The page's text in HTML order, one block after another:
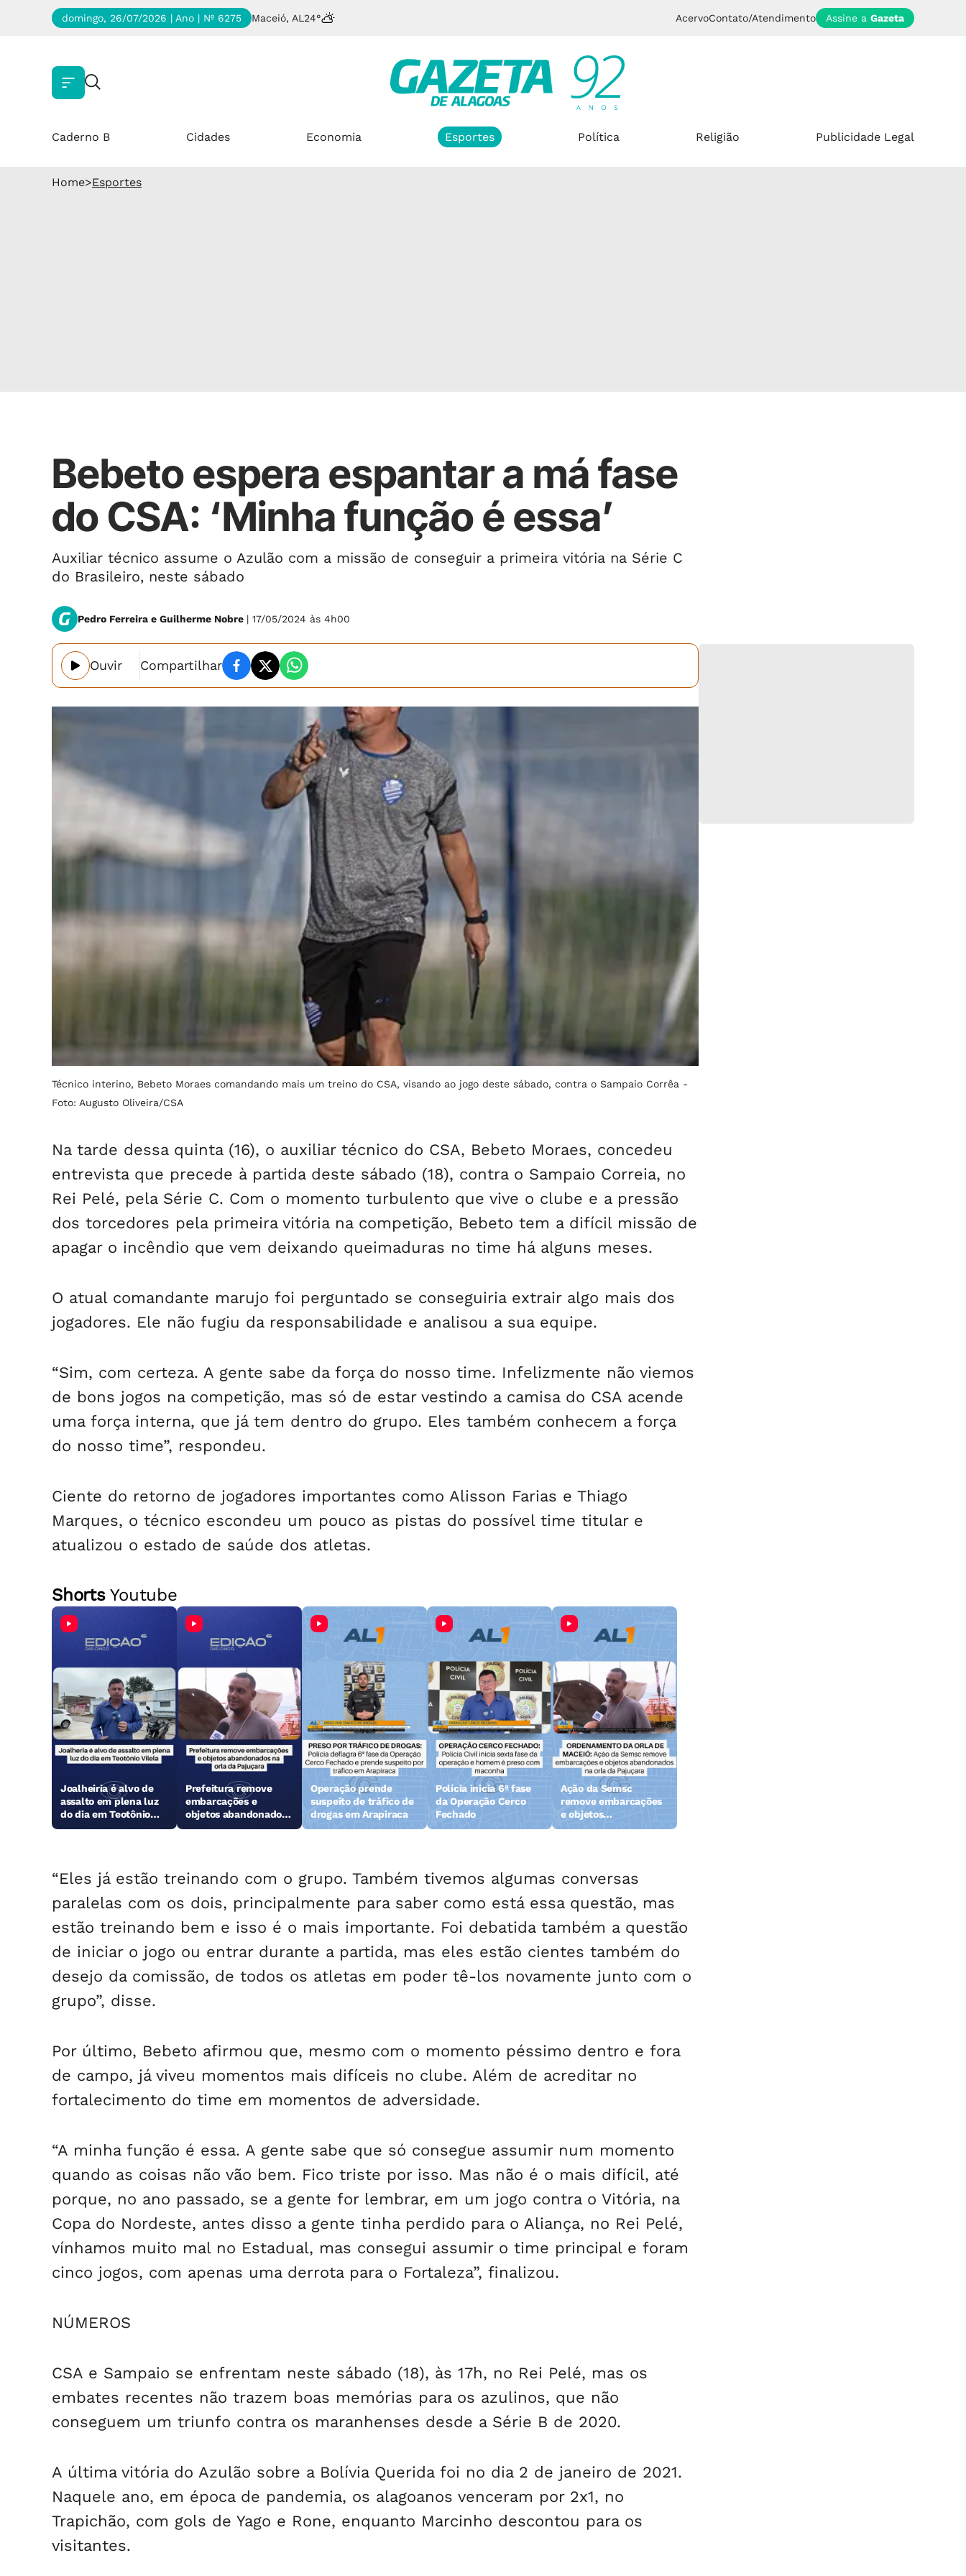
domingo, 26/07/2026 | Ano | Nº 6275 Maceió, AL 24° AcervoContato/Atendimento Assine a Gazeta
Caderno B Cidades Economia Esportes Política Religião Publicidade Legal
Home>Esportes
Bebeto espera espantar a má fase
do CSA: ‘Minha função é essa’
Auxiliar técnico assume o Azulão com a missão de conseguir a primeira vitória na Série C
do Brasileiro, neste sábado
Pedro Ferreira e Guilherme Nobre | 17/05/2024 às 4h00
Ouvir Compartilhar
Técnico interino, Bebeto Moraes comandando mais um treino do CSA, visando ao jogo deste sábado, contra o Sampaio Corrêa -
Foto: Augusto Oliveira/CSA
Na tarde dessa quinta (16), o auxiliar técnico do CSA, Bebeto Moraes, concedeu
entrevista que precede à partida deste sábado (18), contra o Sampaio Correia, no
Rei Pelé, pela Série C. Com o momento turbulento que vive o clube e a pressão
dos torcedores pela primeira vitória na competição, Bebeto tem a difícil missão de
apagar o incêndio que vem deixando queimaduras no time há alguns meses.
O atual comandante marujo foi perguntado se conseguiria extrair algo mais dos
jogadores. Ele não fugiu da responsabilidade e analisou a sua equipe.
“Sim, com certeza. A gente sabe da força do nosso time. Infelizmente não viemos
de bons jogos na competição, mas só de estar vestindo a camisa do CSA acende
uma força interna, que já tem dentro do grupo. Eles também conhecem a força
do nosso time”, respondeu.
Ciente do retorno de jogadores importantes como Alisson Farias e Thiago
Marques, o técnico escondeu um pouco as pistas do possível time titular e
atualizou o estado de saúde dos atletas.
ShortsYoutube
Joalheiria é alvo de
assalto em plena luz
do dia em Teotônio
Vilela
Prefeitura remove
embarcações e
objetos abandonados
na orla da Pajuçara
Operação prende
suspeito de tráfico de
drogas em Arapiraca
Polícia inicia 6ª fase
da Operação Cerco
Fechado
Ação da Semsc
remove embarcações
e objetos
abandonados na orla
“Eles já estão treinando com o grupo. Também tivemos algumas conversas
paralelas com os dois, principalmente para saber como está essa questão, mas
estão treinando bem e isso é o mais importante. Foi debatida também a questão
de iniciar o jogo ou entrar durante a partida, mas eles estão cientes também do
desejo da comissão, de todos os atletas em poder tê-los novamente junto com o
grupo”, disse.
Por último, Bebeto afirmou que, mesmo com o momento péssimo dentro e fora
de campo, já viveu momentos mais difíceis no clube. Além de acreditar no
fortalecimento do time em momentos de adversidade.
“A minha função é essa. A gente sabe que só consegue assumir num momento
quando as coisas não vão bem. Fico triste por isso. Mas não é o mais difícil, até
porque, no ano passado, se a gente for lembrar, em um jogo contra o Vitória, na
Copa do Nordeste, antes disso a gente tinha perdido para o Aliança, no Rei Pelé,
vínhamos muito mal no Estadual, mas consegui assumir o time principal e foram
cinco jogos, com apenas uma derrota para o Fortaleza”, finalizou.
NÚMEROS
CSA e Sampaio se enfrentam neste sábado (18), às 17h, no Rei Pelé, mas os
embates recentes não trazem boas memórias para os azulinos, que não
conseguem um triunfo contra os maranhenses desde a Série B de 2020.
A última vitória do Azulão sobre a Bolívia Querida foi no dia 2 de janeiro de 2021.
Naquele ano, em época de pandemia, os alagoanos venceram por 2x1, no
Trapichão, com gols de Yago e Rone, enquanto Marcinho descontou para os
visitantes.